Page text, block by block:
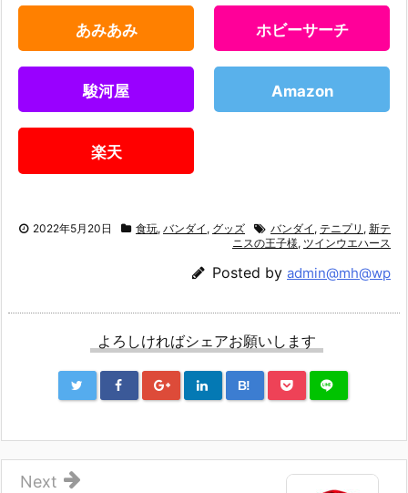
あみあみ ホビーサーチ
駿河屋 Amazon
楽天
2022年5月20日 食玩, バンダイ , グッズ バンダイ , テニプリ , 新テ
ニスの王子様, ツインウエハース
Posted by admin@mh@wp
よろしければシェアお願いします
B!
Next